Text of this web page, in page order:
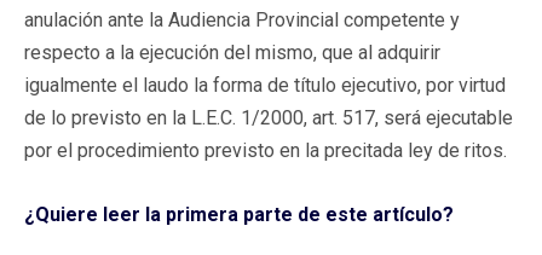
anulación ante la Audiencia Provincial competente y
respecto a la ejecución del mismo, que al adquirir
igualmente el laudo la forma de título ejecutivo, por virtud
de lo previsto en la L.E.C. 1/2000, art. 517, será ejecutable
por el procedimiento previsto en la precitada ley de ritos.
¿Quiere leer la primera parte de este artículo?